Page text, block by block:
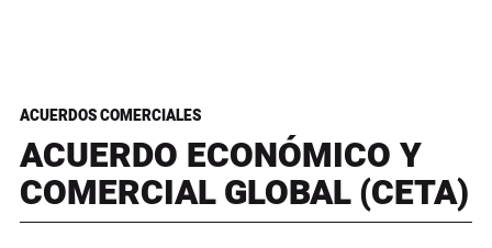
ACUERDOS COMERCIALES
ACUERDO ECONÓMICO Y
COMERCIAL GLOBAL (CETA)